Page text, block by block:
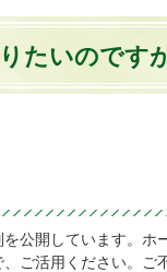
たいのですが
公開しています。ホ
ご活用ください。ご